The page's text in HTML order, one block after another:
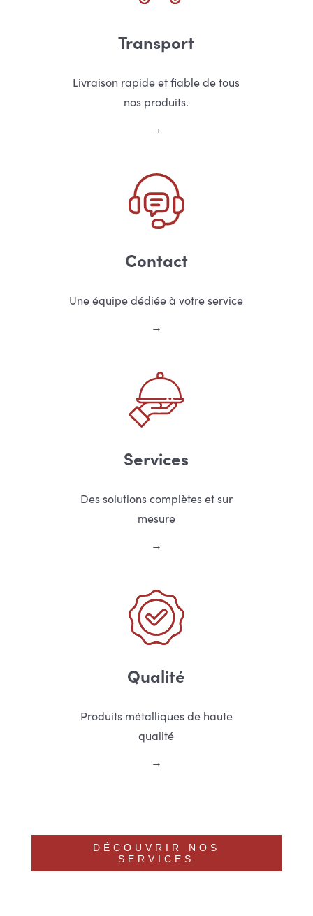
Transport
Livraison rapide et fiable de tous
nos produits.
Contact
Une équipe dédiée à votre service
Services
Des solutions complètes et sur
mesure
Qualité
Produits métalliques de haute
qualité
DÉCOUVRIR NOS
SERVICES